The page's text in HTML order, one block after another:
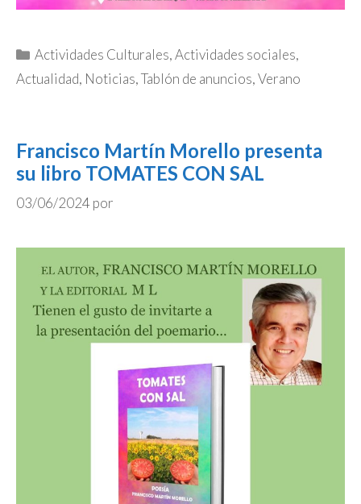
Categorías
Actividades Culturales,Actividades sociales,
Actualidad, Noticias,Tablón de anuncios,Verano
Francisco Martín Morello presenta
su libro TOMATES CON SAL
03/06/2024 por